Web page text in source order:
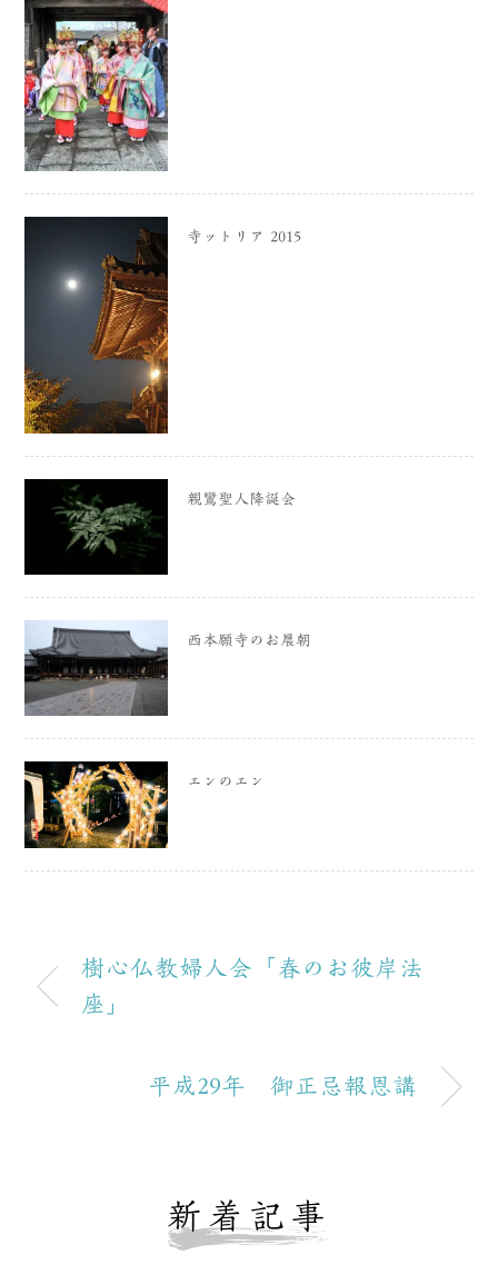
寺ットリア 2015
親鸞聖人降誕会
西本願寺のお晨朝
エンのエン
樹心仏教婦人会「春のお彼岸法
座」
平成29年 御正忌報恩講
新着記事